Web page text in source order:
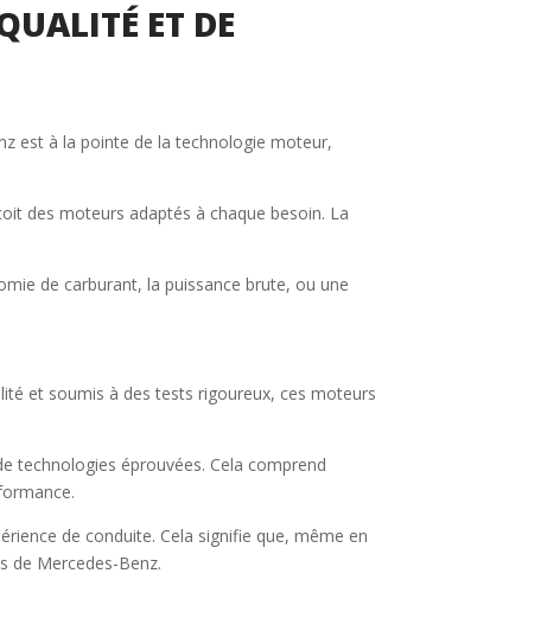
ET DE
est à la pointe de la technologie moteur,
des moteurs adaptés à chaque besoin. La
de carburant, la puissance brute, ou une
et soumis à des tests rigoureux, ces moteurs
technologies éprouvées. Cela comprend
de conduite. Cela signifie que, même en
de Mercedes-Benz.